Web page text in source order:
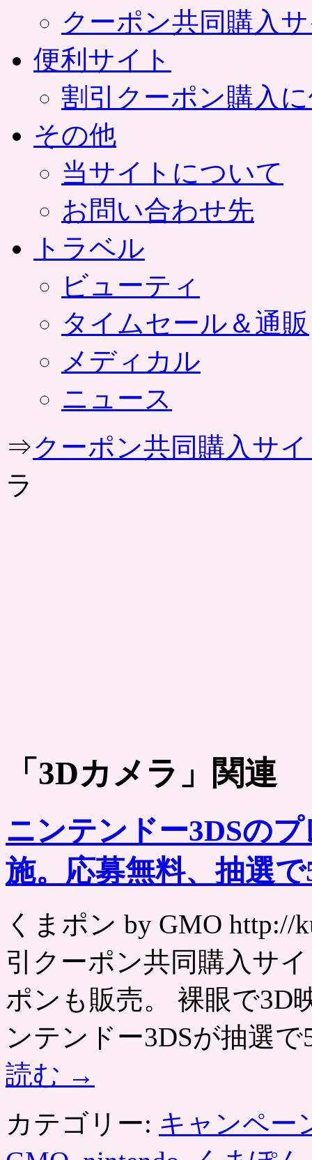
クーポン共同購入
便利サイト
割引クーポン購入
その他
当サイトについて
お問い合わせ先
トラベル
ビューティ
タイムセール＆通販
メディカル
ニュース
⇒クーポン共同購入サ
ラ
「 3Dカメラ 」関連
ニンテンドー3DSの
施。応募無料、抽選
くまポン by GMO http://
引クーポン共同購入サ
ポンも販売。 裸眼で3D
ンテンドー3DSが抽選
読む →
カテゴリー: キャンペー